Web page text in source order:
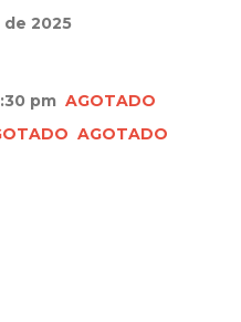
2025
pm AGOTADO
AGOTADO